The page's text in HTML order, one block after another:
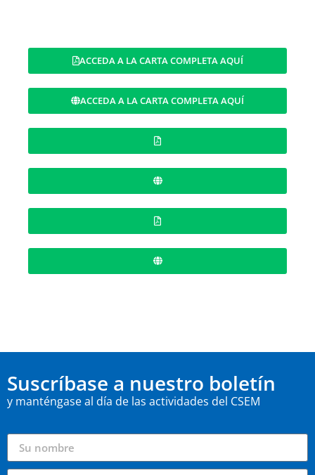
ACCEDA A LA CARTA COMPLETA AQUÍ
ACCEDA A LA CARTA COMPLETA AQUÍ
Suscríbase a nuestro boletín
y manténgase al día de las actividades del CSEM